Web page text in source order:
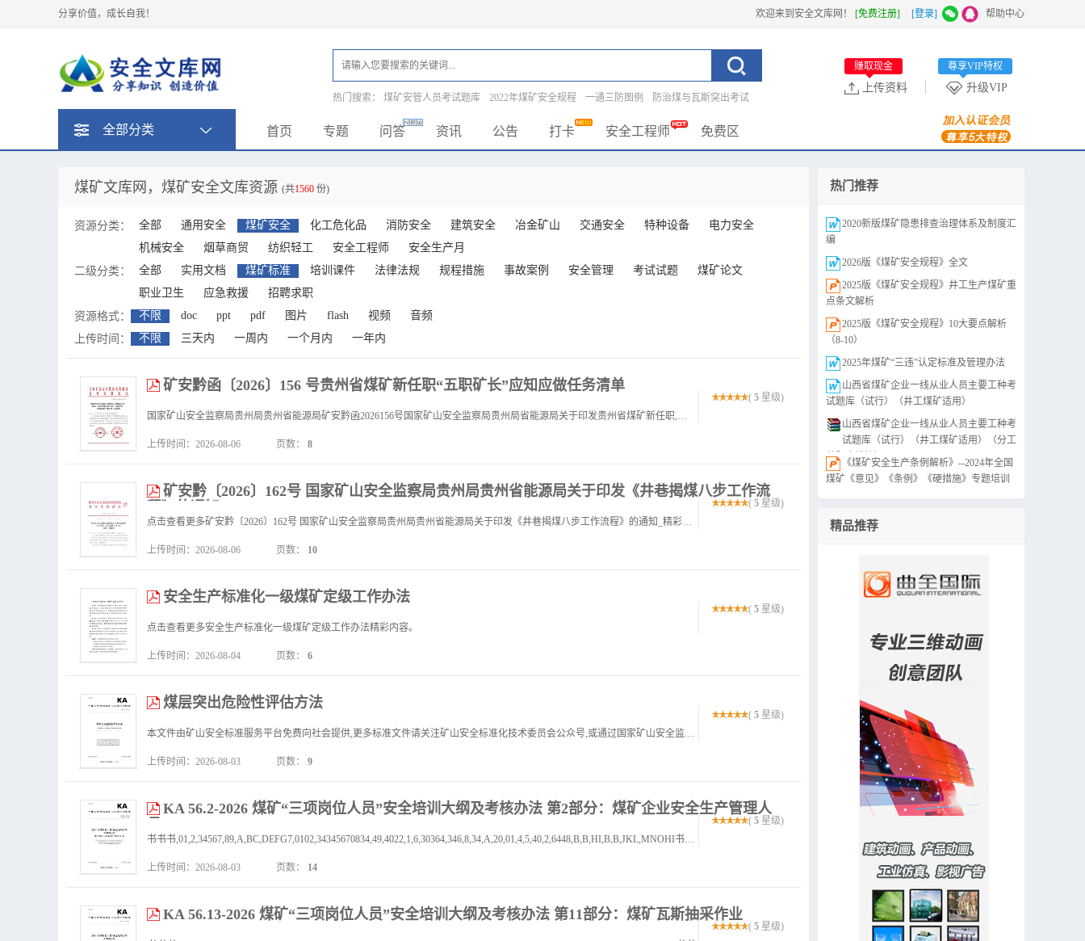
欢迎来到安全文库网！ [免费注册] [登录] 帮助中心
分享价值，成长自我！
热门搜索： 煤矿安管人员考试题库 2022年煤矿安全规程 一通三防图例
防治煤与瓦斯突出考试
升级VIP
尊享VIP特权
上传资料
赚取现金
全部分类 首页 专题 问答 资讯 公告 打卡 安全工程师 免费区
煤矿文库网，煤矿安全文库资源 (共1560 份)
资源分类： 全部 通用安全 煤矿安全 化工危化品 消防安全 建筑安全 冶金矿山 交通安全 特种设备
电力安全
机械安全
烟草商贸 纺织轻工 安全工程师
安全生产月
二级分类：
全部 实用文档 煤矿标准 培训课件 法律法规 规程措施 事故案例 安全管理 考试试题
煤矿论文
职业卫生
应急救援
招聘求职
资源格式：
不限 doc ppt pdf 图片 flash 视频
音频
上传时间：
不限 三天内 一周内 一个月内 一年内
矿安黔函〔2026〕156 号贵州省煤矿新任职“五职矿长”应知应做任务清单
国家矿山安全监察局贵州局贵州省能源局矿安黔函2026156号国家矿山安全监察局贵州局省能源局关于印发贵州省煤矿新任职,五职矿长,应知应做任务清单的通知各市,州,县,市,区,煤矿安全监管部门,为指导我省煤矿新任职,五职矿长,规范履职,国家矿山
上传时间：2026-08-06 页数： 8
( 5 星级)
矿安黔〔2026〕162号 国家矿山安全监察局贵州局贵州省能源局关于印发《井巷揭煤八步工作流
点击查看更多矿安黔〔2026〕162号 国家矿山安全监察局贵州局贵州省能源局关于印发《井巷揭煤八步工作流程》的通知_精彩内容。
上传时间：2026-08-06 页数： 10
( 5 星级)
安全生产标准化一级煤矿定级工作办法
点击查看更多安全生产标准化一级煤矿定级工作办法精彩内容。
上传时间：2026-08-04 页数： 6
( 5 星级)
煤层突出危险性评估方法
本文件由矿山安全标准服务平台免费向社会提供,更多标准文件请关注矿山安全标准化技术委员会公众号,或通过国家矿山安全监察局,服务互动,矿山安全标准服务平台获取
上传时间：2026-08-03 页数： 9
( 5 星级)
KA 56.2-2026 煤矿“三项岗位人员”安全培训大纲及考核办法 第2部分：煤矿企业安全生产管理人
书书书,01,2,34567,89,A,BC,DEFG7,0102,34345670834,49,4022,1,6,30364,346,8,34,A,20,01,4,5,40,2,6448,B,B,HI,B,B,JKL,MNOHI书书书,0
上传时间：2026-08-03 页数： 14
( 5 星级)
KA 56.13-2026 煤矿“三项岗位人员”安全培训大纲及考核办法 第11部分：煤矿瓦斯抽采作业
( 5 星级)
热门推荐
2020新版煤矿隐患排查治理体系及制度汇
编
2026版《煤矿安全规程》全文
2025版《煤矿安全规程》井工生产煤矿重
点条文解析
2025版《煤矿安全规程》10大要点解析
（8-10）
2025年煤矿“三违”认定标准及管理办法
山西省煤矿企业一线从业人员主要工种考
试题库（试行）（井工煤矿适用）
山西省煤矿企业一线从业人员主要工种考
试题库（试行）（井工煤矿适用）（分工
种题库模块）
《煤矿安全生产条例解析》--2024年全国
煤矿《意见》《条例》《硬措施》专题培训
精品推荐